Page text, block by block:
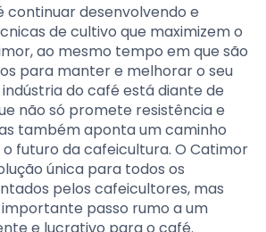
continuar desenvolvendo e
de cultivo que maximizem o
ao mesmo tempo em que são
para manter e melhorar o seu
do café está diante de
não só promete resistência e
também aponta um caminho
futuro da cafeicultura. O Catimor
única para todos os
pelos cafeicultores, mas
passo rumo a um